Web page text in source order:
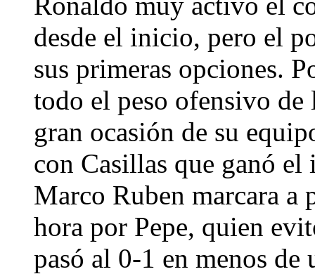
desde el inicio, pero el
sus primeras opciones.
todo el peso ofensivo
gran ocasión de su
con Casillas que ganó
Marco Ruben marcara a
hora por Pepe, quien
pasó al 0-1 en menos